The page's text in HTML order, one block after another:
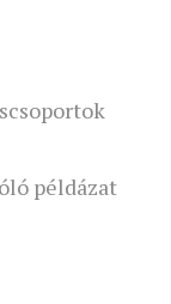
példázat